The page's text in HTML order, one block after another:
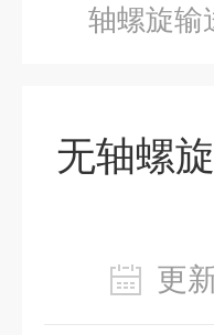
轴螺旋输
无轴螺
更